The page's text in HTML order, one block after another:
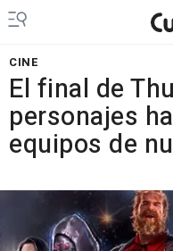
CINE
El final de
personajes
equipos de